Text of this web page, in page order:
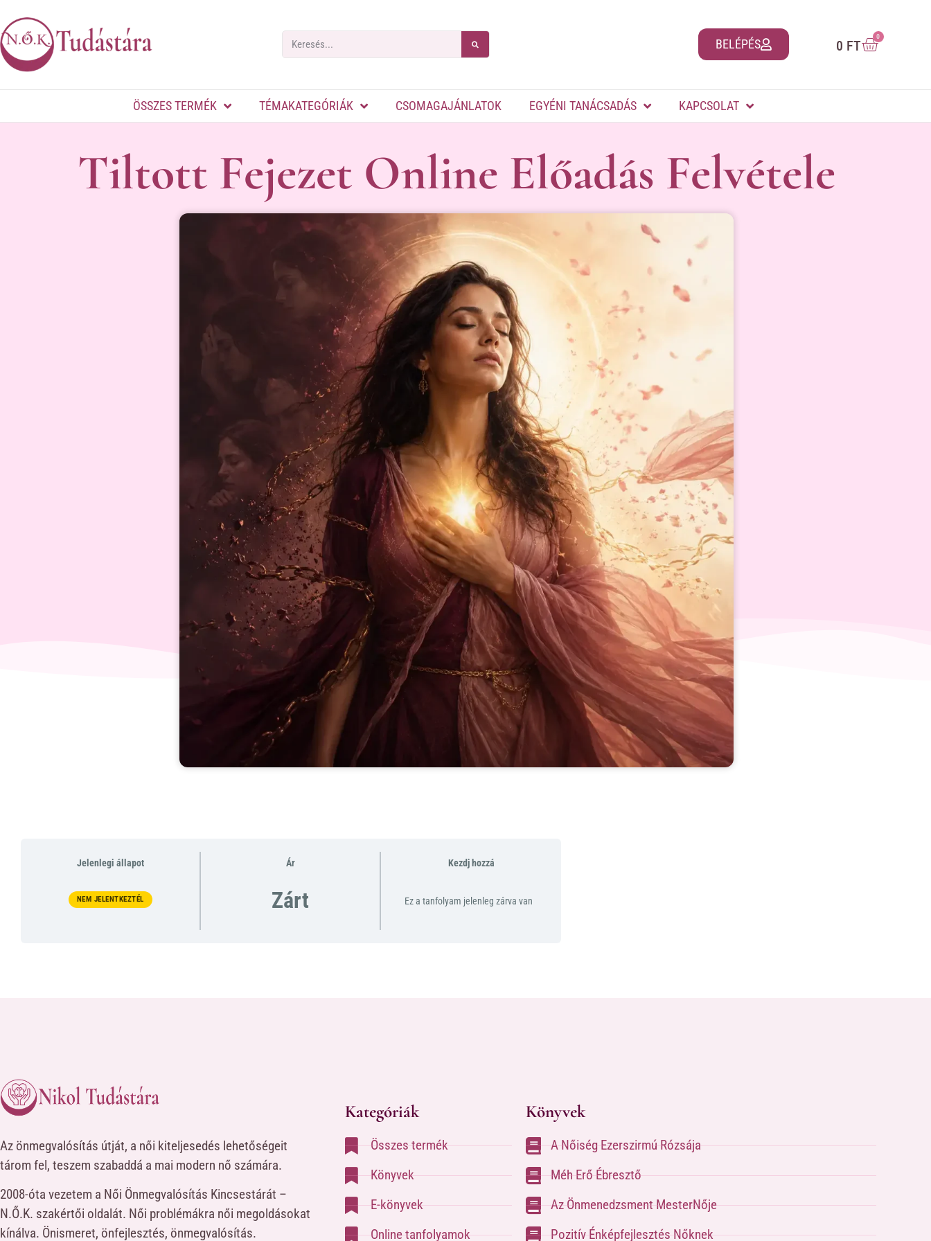
BELÉPÉS 0 FT
0
ÖSSZES TERMÉK TÉMAKATEGÓRIÁK CSOMAGAJÁNLATOK EGYÉNI TANÁCSADÁS KAPCSOLAT
Tiltott Fejezet Online Előadás Felvétele
Jelenlegi állapot
NEM JELENTKEZTÉL
Ár
Zárt
Kezdj hozzá
Ez a tanfolyam jelenleg zárva van
Az önmegvalósítás útját, a női kiteljesedés lehetőségeit
tárom fel, teszem szabaddá a mai modern nő számára.
2008-óta vezetem a Női Önmegvalósítás Kincsestárát –
N.Ő.K. szakértői oldalát. Női problémákra női megoldásokat
kínálva. Önismeret, önfejlesztés, önmegvalósítás.
Kategóriák
Összes termék
Könyvek
E-könyvek
Online tanfolyamok
Könyvek
A Nőiség Ezerszirmú Rózsája
Méh Erő Ébresztő
Az Önmenedzsment MesterNője
Pozitív Énképfejlesztés Nőknek